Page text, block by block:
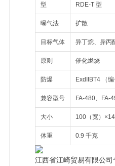
型 RDE-T 型
曝气法 扩散
目标气体 异丁烷、异丙
原则 催化燃烧
防爆 ExdIIBT4 （
兼容型号 FA-480、FA-
大小 100（宽）
体重 0.9 千克
江西省江崎贸易有限公